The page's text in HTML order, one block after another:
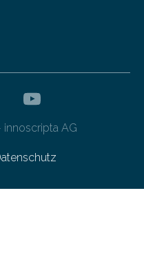
AG